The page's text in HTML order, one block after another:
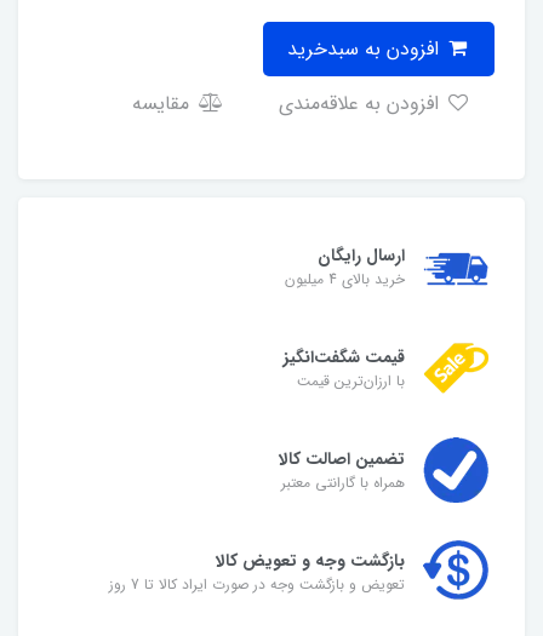
مقایسه
ارسال رایگان
خرید بالای 4 میلیون
قیمت شگفت‌انگیز
با ارزان‌ترین قیمت
تضمین اصالت کالا
همراه با گارانتی معتبر
بازگشت وجه و تعویض کالا
تعویض و بازگشت وجه در صورت ایراد کالا تا 7 روز